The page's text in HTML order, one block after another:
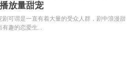
2 3 下一页
放量甜宠
剧可谓是一直有着大量的受众人群，剧中浪漫甜
有趣的恋爱生...